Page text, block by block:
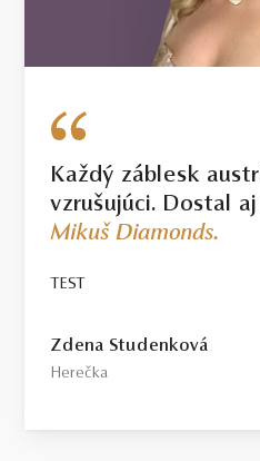
Každý záblesk
vzrušujúci. Dostal
Mikuš Diamonds.
TEST
Zdena Studenková
Herečka